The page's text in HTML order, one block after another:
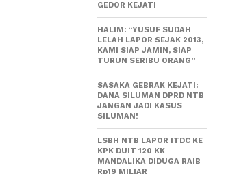
GEDOR KEJATI
HALIM: “YUSUF SUDAH
LELAH LAPOR SEJAK 2013,
KAMI SIAP JAMIN, SIAP
TURUN SERIBU ORANG”
SASAKA GEBRAK KEJATI:
DANA SILUMAN DPRD NTB
JANGAN JADI KASUS
SILUMAN!
LSBH NTB LAPOR ITDC KE
KPK DUIT 120 KK
MANDALIKA DIDUGA RAIB
Rp19 MILIAR